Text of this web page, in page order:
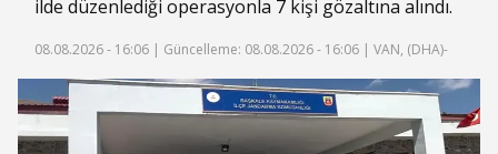
ilde düzenlediği operasyonla 7 kişi gözaltına alındı.
08.08.2026 - 16:06 | Güncelleme: 08.08.2026 - 16:06 | VAN, (DHA)-